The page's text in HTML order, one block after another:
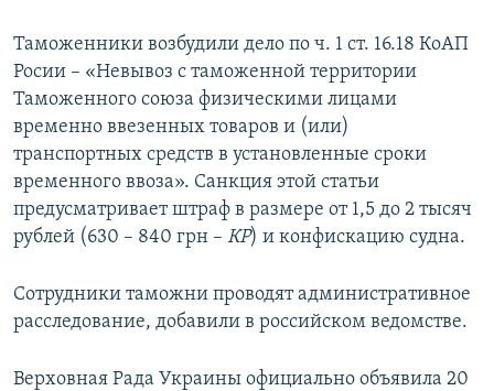
Таможенники возбудили дело по ч. 1 ст. 16.18 КоАП
Росии – «Невывоз с таможенной территории
Таможенного союза физическими лицами
временно ввезенных товаров и (или)
транспортных средств в установленные сроки
временного ввоза». Санкция этой статьи
предусматривает штраф в размере от 1,5 до 2 тысяч
рублей (630 – 840 грн – КР) и конфискацию судна.
Сотрудники таможни проводят административное
расследование, добавили в российском ведомстве.
Верховная Рада Украины официально объявила 20